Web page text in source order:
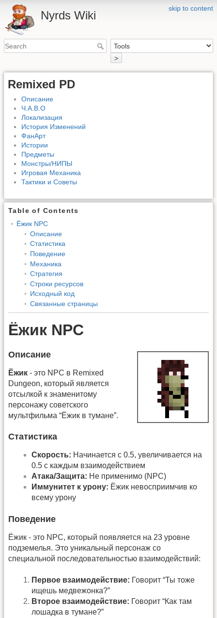
skip to content
Nyrds Wiki
>
Remixed PD
Описание
Ч.А.В.О
Локализация
История Изменений
ФанАрт
Истории
Предметы
Монстры/НИПЫ
Игровая Механика
Тактики и Советы
Table of Contents
Ёжик NPC
Описание
Статистика
Поведение
Механика
Стратегия
Строки ресурсов
Исходный код
Связанные страницы
Ёжик NPC
Описание
Ёжик - это NPC в Remixed
Dungeon, который является
отсылкой к знаменитому
персонажу советского
мультфильма “Ёжик в тумане”.
Статистика
Скорость: Начинается с 0.5, увеличивается на
0.5 с каждым взаимодействием
Атака/Защита: Не применимо (NPC)
Иммунитет к урону: Ёжик невосприимчив ко
всему урону
Поведение
Ёжик - это NPC, который появляется на 23 уровне
подземелья. Это уникальный персонаж со
специальной последовательностью взаимодействий:
Первое взаимодействие: Говорит “Ты тоже
ищешь медвежонка?”
Второе взаимодействие: Говорит “Как там
лошадка в тумане?”